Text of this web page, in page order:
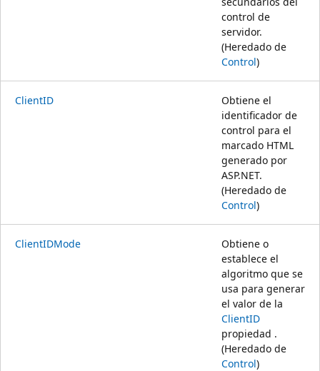
control de
servidor.
(Heredado de
Control)
ClientID
Obtiene el
identificador de
control para el
marcado HTML
generado por
ASP.NET.
(Heredado de
Control)
ClientIDMode
Obtiene o
establece el
algoritmo que se
usa para generar
el valor de la
ClientID
propiedad .
(Heredado de
Control)